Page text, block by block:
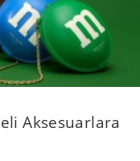
Aksesuarlara